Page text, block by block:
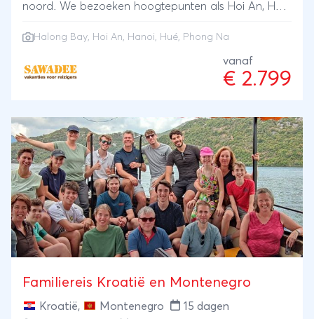
noord. We bezoeken hoogtepunten als Hoi An, Hué,
boottochten, waar je de mogelijkheid hebt om te
snorkelen. Bij het groene Phong Na kun je mooie
wandel of fietstochten maken. Wie is er klaar voor
Halong Bay, Hoi An, Hanoi, Hué, Phong Na
vanaf
€ 2.799
Familiereis Kroatië en Montenegro
Kroatië, Montenegro 15 dagen